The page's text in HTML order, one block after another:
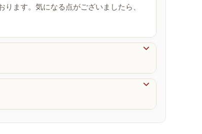
ます。気になる点がございましたら、

